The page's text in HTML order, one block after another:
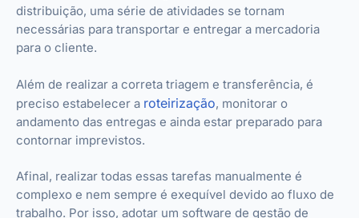
distribuição, uma série de atividades se tornam
necessárias para transportar e entregar a mercadoria
para o cliente.
Além de realizar a correta triagem e transferência, é
preciso estabelecer a roteirização, monitorar o
andamento das entregas e ainda estar preparado para
contornar imprevistos.
Afinal, realizar todas essas tarefas manualmente é
complexo e nem sempre é exequível devido ao fluxo de
trabalho. Por isso, adotar um software de gestão de